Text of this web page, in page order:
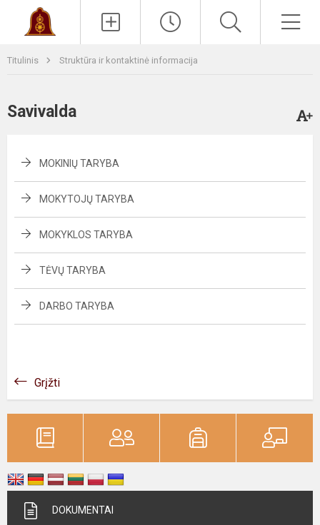
Titulinis Struktūra ir kontaktinė informacija
Savivalda
MOKINIŲ TARYBA
MOKYTOJŲ TARYBA
MOKYKLOS TARYBA
TĖVŲ TARYBA
DARBO TARYBA
Grįžti
DOKUMENTAI